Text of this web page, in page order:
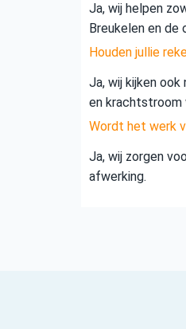
Ja, wij helpen
Breukelen en de
Houden jullie
Ja, wij kijken ook
en krachtstroom
Wordt het werk
Ja, wij zorgen
afwerking.